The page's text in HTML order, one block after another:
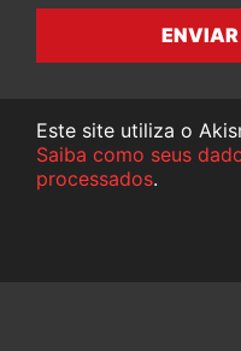
Este site utiliza o
Saiba como seus
processados.